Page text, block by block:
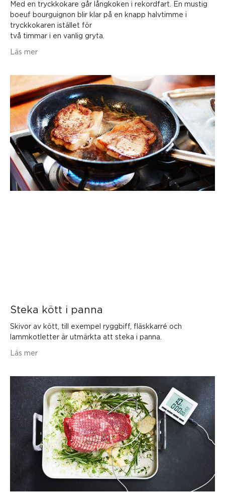
Med en tryckkokare går långkoken i rekordfart. En mustig
boeuf bourguignon blir klar på en knapp halvtimme i
tryckkokaren istället för
två timmar i en vanlig gryta.
Läs mer
Steka kött i panna
Skivor av kött, till exempel ryggbiff, fläskkarré och
lammkotletter är utmärkta att steka i panna.
Läs mer